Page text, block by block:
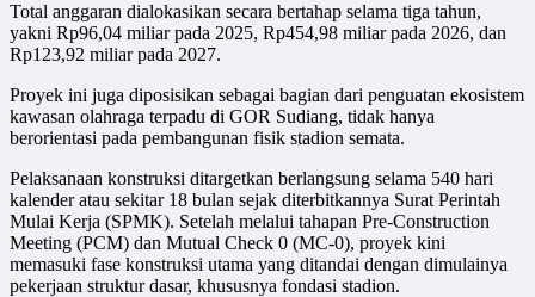
Total anggaran dialokasikan secara bertahap selama tiga tahun,
yakni Rp96,04 miliar pada 2025, Rp454,98 miliar pada 2026, dan
Rp123,92 miliar pada 2027.
Proyek ini juga diposisikan sebagai bagian dari penguatan ekosistem
kawasan olahraga terpadu di GOR Sudiang, tidak hanya
berorientasi pada pembangunan fisik stadion semata.
Pelaksanaan konstruksi ditargetkan berlangsung selama 540 hari
kalender atau sekitar 18 bulan sejak diterbitkannya Surat Perintah
Mulai Kerja (SPMK). Setelah melalui tahapan Pre-Construction
Meeting (PCM) dan Mutual Check 0 (MC-0), proyek kini
memasuki fase konstruksi utama yang ditandai dengan dimulainya
pekerjaan struktur dasar, khususnya fondasi stadion.